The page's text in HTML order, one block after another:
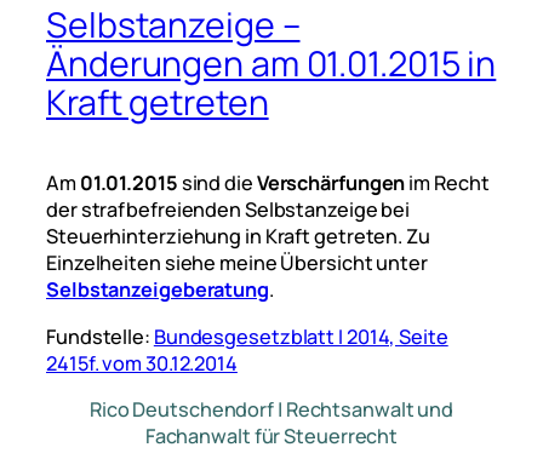
Selbstanzeige –
Änderungen am 01.01.2015 in
Kraft getreten
Am 01.01.2015sind dieVerschärfungenim Recht
der strafbefreienden Selbstanzeige bei
Steuerhinterziehung in Kraft getreten. Zu
Einzelheiten siehe meine Übersicht unter
Selbstanzeigeberatung.
Fundstelle: Bundesgesetzblatt I 2014, Seite
2415f. vom 30.12.2014
Rico Deutschendorf | Rechtsanwalt und
Fachanwalt für Steuerrecht